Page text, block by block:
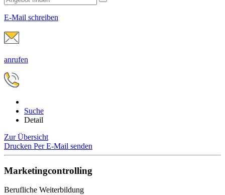
E-Mail schreiben
anrufen
Suche
Detail
Zur Übersicht
Drucken Per E-Mail senden
Marketingcontrolling
Berufliche Weiterbildung